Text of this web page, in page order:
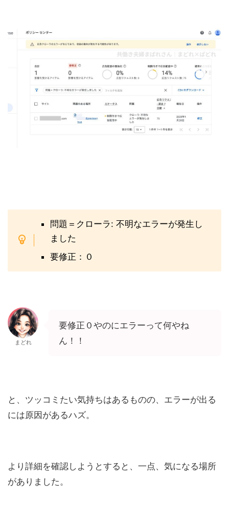
問題＝クローラ: 不明なエラーが発生し
ました
要修正：０
まどれ
要修正０やのにエラーって何やね
ん！！
と、ツッコミたい気持ちはあるものの、エラーが出る
には原因があるハズ。
より詳細を確認しようとすると、一点、気になる場所
がありました。